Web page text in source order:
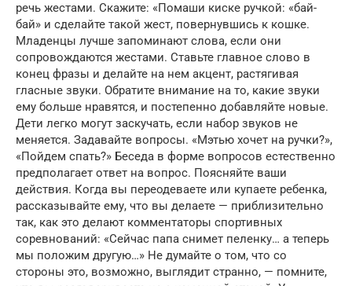
речь жестами. Скажите: «Помаши киске ручкой: «бай-
бай» и сделайте такой жест, повернувшись к кошке.
Младенцы лучше запоминают слова, если они
сопровождаются жестами. Ставьте главное слово в
конец фразы и делайте на нем акцент, растягивая
гласные звуки. Обратите внимание на то, какие звуки
ему больше нравятся, и постепенно добавляйте новые.
Дети легко могут заскучать, если набор звуков не
меняется. Задавайте вопросы. «Мэтью хочет на ручки?»,
«Пойдем спать?» Беседа в форме вопросов естественно
предполагает ответ на вопрос. Поясняйте ваши
действия. Когда вы переодеваете или купаете ребенка,
рассказывайте ему, что вы делаете — приблизительно
так, как это делают комментаторы спортивных
соревнований: «Сейчас папа снимет пеленку… а теперь
мы положим другую…» Не думайте о том, что со
стороны это, возможно, выглядит странно, — помните,